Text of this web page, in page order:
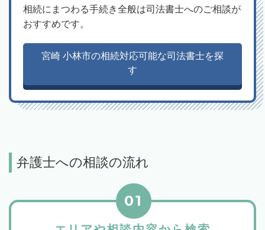
相続にまつわる手続き全般は司法書士へのご相談が
おすすめです。
宮崎 小林市の相続対応可能な司法書士を探
す
弁護士への相談の流れ
01